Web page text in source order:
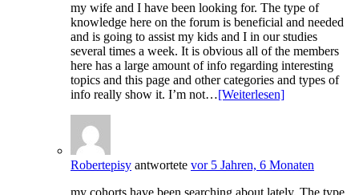
my wife and I have been looking for. The type of
knowledge here on the forum is beneficial and needed
and is going to assist my kids and I in our studies
several times a week. It is obvious all of the members
here has a large amount of info regarding interesting
topics and this page and other categories and types of
info really show it. I’m not…[Weiterlesen]
Robertepisy antwortete vor 5 Jahren, 6 Monaten